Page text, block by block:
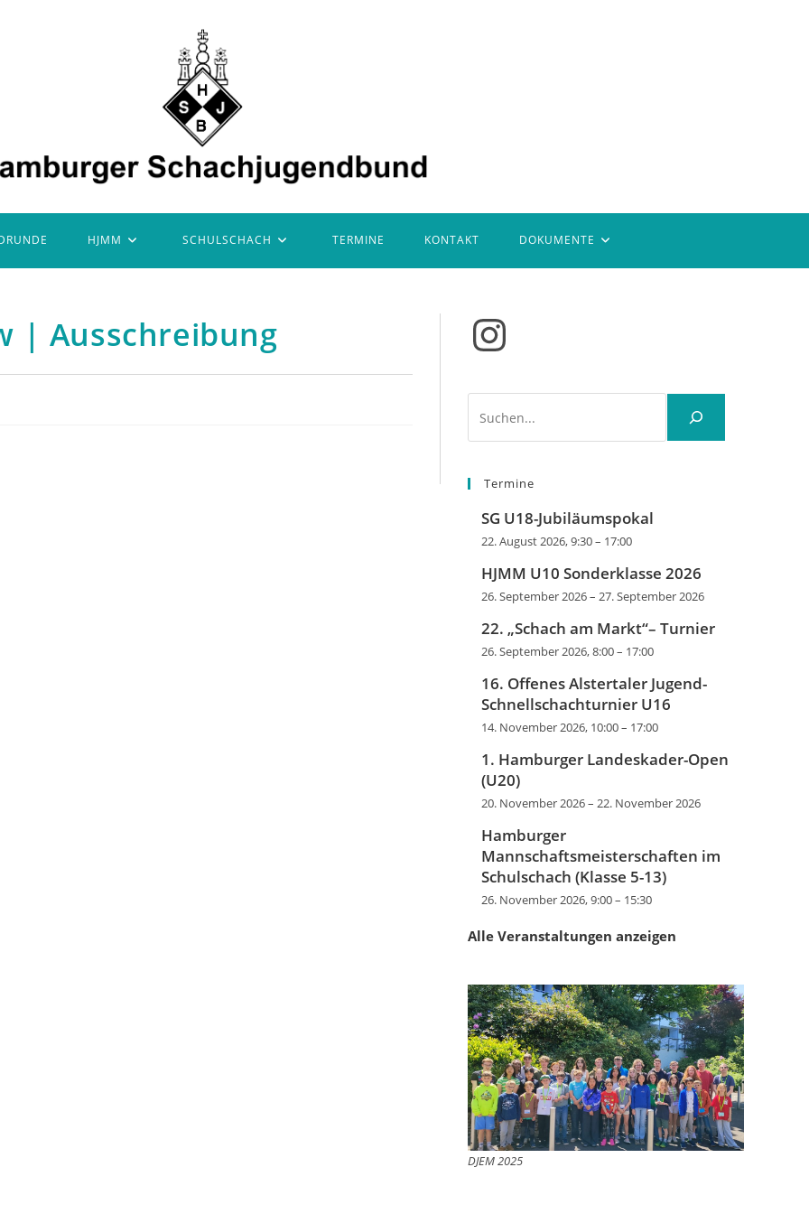
HJMM SCHULSCHACH TERMINE KONTAKT DOKUMENTE
| Ausschreibung Instagram
Termine
SG U18-Jubiläumspokal
22. August 2026, 9:30– 17:00
HJMM U10 Sonderklasse 2026
26. September 2026– 27. September 2026
22. „Schach am Markt“– Turnier
26. September 2026, 8:00– 17:00
16. Offenes Alstertaler Jugend-
Schnellschachturnier U16
14. November 2026, 10:00– 17:00
1. Hamburger Landeskader-Open
(U20)
20. November 2026– 22. November 2026
Hamburger
Mannschaftsmeisterschaften im
Schulschach (Klasse 5-13)
26. November 2026, 9:00– 15:30
Alle Veranstaltungen anzeigen
DJEM 2025